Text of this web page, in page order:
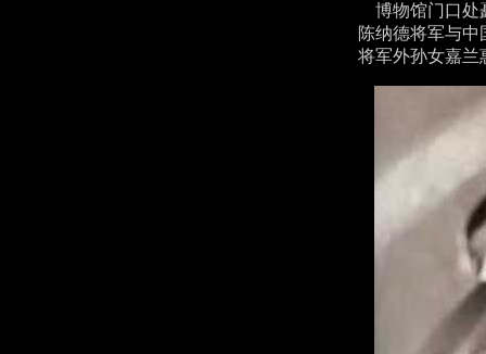
博物馆门口处
陈纳德将军与
将军外孙女嘉兰